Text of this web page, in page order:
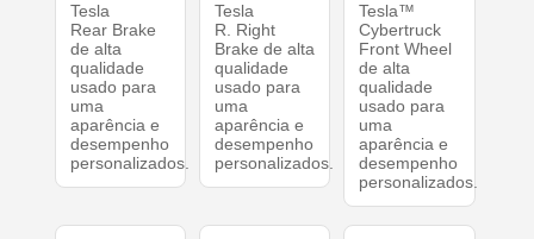
Tesla
Rear Brake
de alta
qualidade
usado para
uma
aparência e
desempenho
personalizados.
Tesla
R. Right
Brake de alta
qualidade
usado para
uma
aparência e
desempenho
personalizados.
Tesla™
Cybertruck
Front Wheel
de alta
qualidade
usado para
uma
aparência e
desempenho
personalizados.